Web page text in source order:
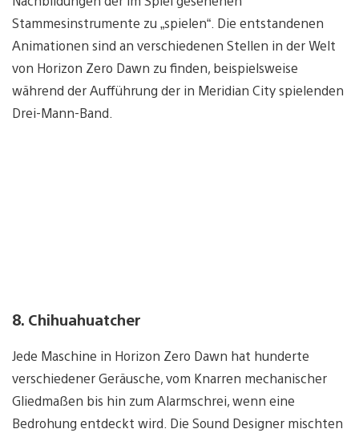
Stammesinstrumente zu „spielen“. Die entstandenen
Animationen sind an verschiedenen Stellen in der Welt
von Horizon Zero Dawn zu finden, beispielsweise
während der Aufführung der in Meridian City spielenden
Drei-Mann-Band.
8. Chihuahuatcher
Jede Maschine in Horizon Zero Dawn hat hunderte
verschiedener Geräusche, vom Knarren mechanischer
Gliedmaßen bis hin zum Alarmschrei, wenn eine
Bedrohung entdeckt wird. Die Sound Designer mischten